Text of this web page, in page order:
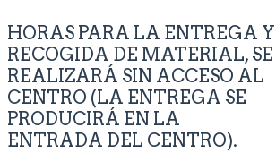
HORAS PARA LA ENTREGA Y
RECOGIDA DE MATERIAL, SE
REALIZARÁ SIN ACCESO AL
CENTRO (LA ENTREGA SE
PRODUCIRÁ EN LA
ENTRADA DEL CENTRO).